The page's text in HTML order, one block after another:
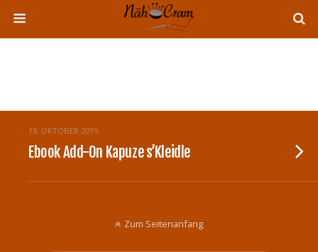
18. OKTOBER 2019
Ebook Add-On Kapuze s’Kleidle
Zum Seitenanfang